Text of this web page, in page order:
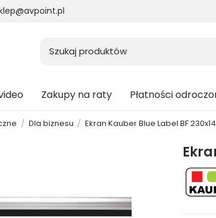
Zakupy na raty Płatności
Dla biznesu Ekran Kauber Blue Label BF